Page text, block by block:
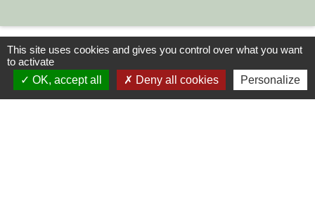
This site uses cookies and gives you control over what you want
to activate
OK, accept all
Deny all cookies Personalize